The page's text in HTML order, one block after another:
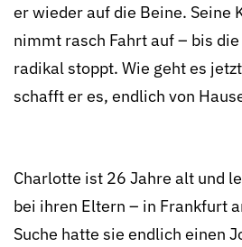
er wieder auf die Beine. Seine
nimmt rasch Fahrt auf – bis
radikal stoppt. Wie geht es
schafft er es, endlich von
Charlotte ist 26 Jahre alt und
bei ihren Eltern – in Frankfurt
Suche hatte sie endlich einen